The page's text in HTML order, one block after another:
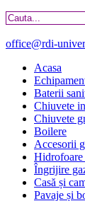
office@rdi-
Acasa
Baterii
Chiuvete
Chiuvete
Boilere
Accesorii
Hidrofoare
Îngrijire
Casă și
Pavaje și